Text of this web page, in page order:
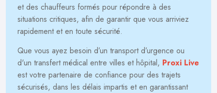
et des chauffeurs formés pour répondre à des
situations critiques, afin de garantir que vous arriviez
rapidement et en toute sécurité.
Que vous ayez besoin d’un transport d’urgence ou
d'un transfert médical entre villes et hôpital, Proxi Live
est votre partenaire de confiance pour des trajets
sécurisés, dans les délais impartis et en garantissant